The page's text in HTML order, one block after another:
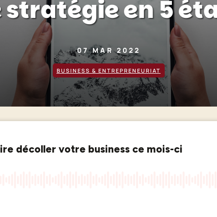
stratégie en 5
07 MAR 2022
BUSINESS & ENTREPRENEURIAT